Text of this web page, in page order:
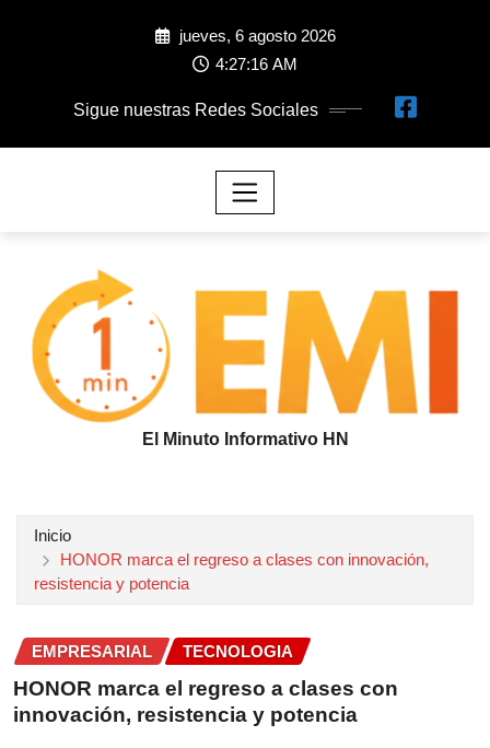
jueves, 6 agosto 2026
4:27:17 AM
Sigue nuestras Redes Sociales
El Minuto Informativo HN
Inicio
HONOR marca el regreso a clases con innovación,
resistencia y potencia
EMPRESARIAL TECNOLOGIA
HONOR marca el regreso a clases con
innovación, resistencia y potencia